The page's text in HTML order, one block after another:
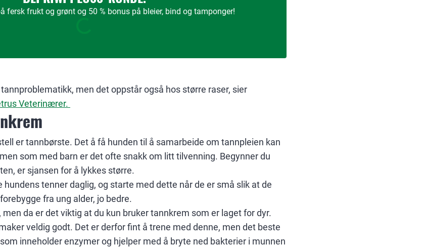
fersk frukt og grønt og 50 % bonus på bleier, bind og tamponger!
men det oppstår også hos større raser, sier
Veterinærer.
er tannbørste. Det å få hunden til å samarbeide om tannpleien kan
som med barn er det ofte snakk om litt tilvenning. Begynner du
er sjansen for å lykkes større.
tenner daglig, og starte med dette når de er små slik at de
fra ung alder, jo bedre.
da er det viktig at du kun bruker tannkrem som er laget for dyr.
veldig godt. Det er derfor fint å trene med denne, men det beste
inneholder enzymer og hjelper med å bryte ned bakterier i munnen